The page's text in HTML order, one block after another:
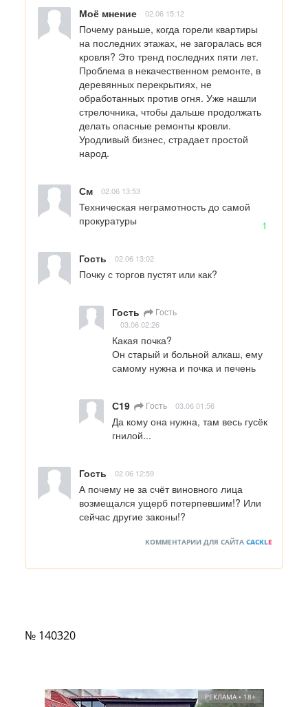
Моё мнение 02.06 15:12
Почему раньше, когда горели квартиры
на последних этажах, не загоралась вся
кровля? Это тренд последних пяти лет.
Проблема в некачественном ремонте, в
деревянных перекрытиях, не
обработанных против огня. Уже нашли
стрелочника, чтобы дальше продолжать
делать опасные ремонты кровли.
Уродливый бизнес, страдает простой
народ.
См 02.06 13:53
Техническая неграмотность до самой
прокуратуры
1
Гость 02.06 13:02
Почку с торгов пустят или как?
Гость Гость
03.06 02:26
Какая почка?
Он старый и больной алкаш, ему
самому нужна и почка и печень
С19 Гость 03.06 01:56
Да кому она нужна, там весь гусёк
гнилой...
Гость 02.06 12:59
А почему не за счёт виновного лица
возмещался ущерб потерпевшим!? Или
сейчас другие законы!?
КОММЕНТАРИИ ДЛЯ САЙТА CACKLE
№ 140320
РЕКЛАМА • 18+